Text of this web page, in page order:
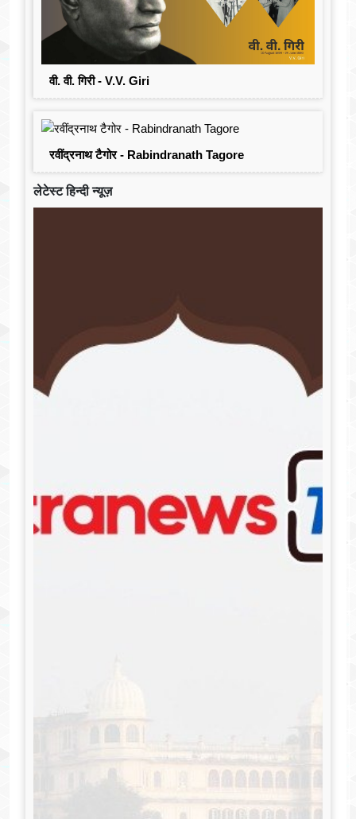
वी. वी. गिरी - V.V. Giri
रवींद्रनाथ टैगोर - Rabindranath Tagore
लेटेस्ट हिन्दी न्यूज़